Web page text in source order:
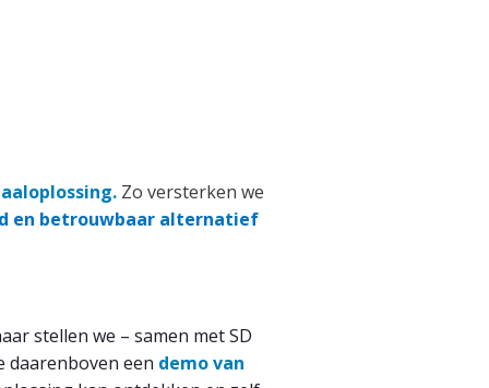
. Zo versterken we
en betrouwbaar alternatief
stellen we – samen met SD
daarenboven een demo van